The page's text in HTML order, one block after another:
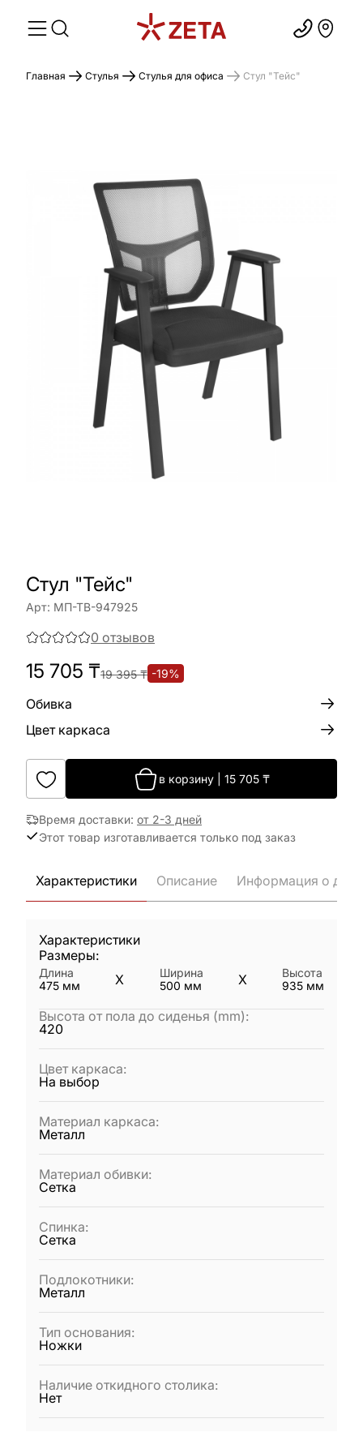
Главная Стулья Стулья для офиса Стул "Тейс"
Стул "Тейс"
Арт: МП-ТВ-947925
0 отзывов
15 705 ₸19 395₸ -19%
Обивка
Цвет каркаса
в корзину 15 705 ₸
Время доставки: от 2-3 дней
Этот товар изготавливается только под заказ
Характеристики Описание Информация о
Характеристики
Размеры:
Длина
475 мм X
Ширина
500 мм X
Высота
935 мм
Высота от пола до сиденья (mm):
420
Цвет каркаса:
На выбор
Материал каркаса:
Металл
Материал обивки:
Сетка
Спинка:
Сетка
Подлокотники:
Металл
Тип основания:
Ножки
Наличие откидного столика:
Нет